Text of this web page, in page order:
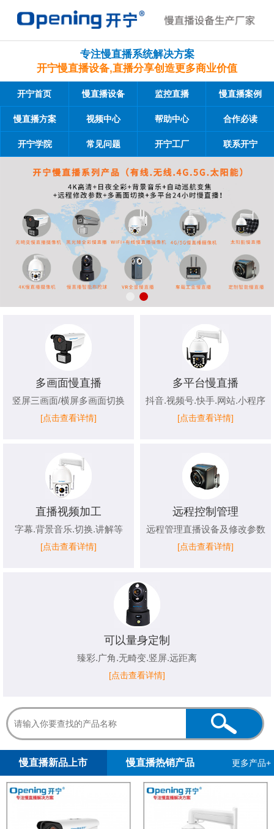
专注慢直播系统解决方案
开宁慢直播设备,直播分享创造更多商业价值
开宁首页 慢直播设备 监控直播 慢直播案例
慢直播方案 视频中心 帮助中心 合作必读
开宁学院 常见问题 开宁工厂 联系开宁
多画面慢直播
竖屏三画面/横屏多画面切换
[点击查看详情]
多平台慢直播
抖音.视频号.快手.网站.小程序
[点击查看详情]
直播视频加工
字幕.背景音乐.切换.讲解等
[点击查看详情]
远程控制管理
远程管理直播设备及修改参数
[点击查看详情]
可以量身定制
臻彩.广角.无畸变.竖屏.远距离
[点击查看详情]
慢直播新品上市 慢直播热销产品 更多产品+